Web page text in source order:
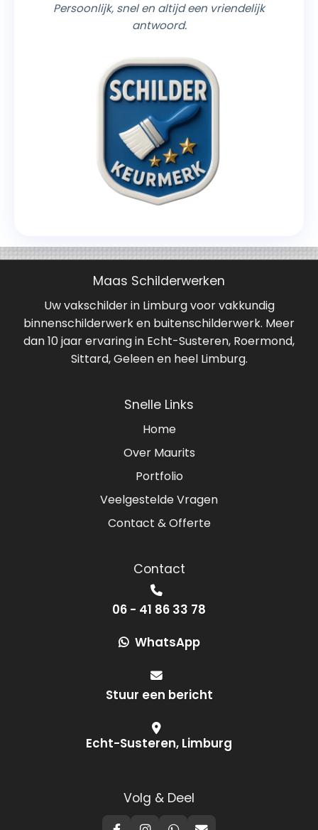
Persoonlijk, snel en altijd een vriendelijk
antwoord.
Maas Schilderwerken
Uw vakschilder in Limburg voor vakkundig
binnenschilderwerk en buitenschilderwerk. Meer
dan 10 jaar ervaring in Echt-Susteren, Roermond,
Sittard, Geleen en heel Limburg.
Snelle Links
Home
Over Maurits
Portfolio
Veelgestelde Vragen
Contact & Offerte
Contact
06 - 41 86 33 78
WhatsApp
Stuur een bericht
Echt-Susteren, Limburg
Volg & Deel